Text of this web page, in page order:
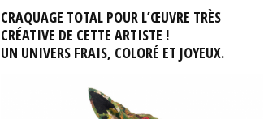
CRAQUAGE TOTAL POUR L’ŒUVRE TRÈS
CRÉATIVE DE CETTE ARTISTE !
UN UNIVERS FRAIS, COLORÉ ET JOYEUX.